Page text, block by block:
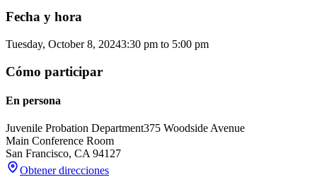
Fecha y hora
Tuesday, October 8, 20243:30 pm to 5:00 pm
Cómo participar
En persona
Juvenile Probation Department375 Woodside Avenue
Main Conference Room
San Francisco, CA 94127
Obtener direcciones